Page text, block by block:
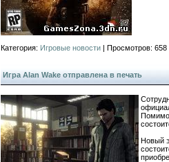
Категория: Игровые новости | Просмотров: 658
Игра Alan Wake отправлена в печать
Помимо
Новый